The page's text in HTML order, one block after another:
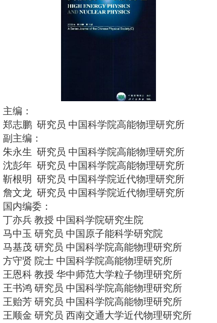
国际标准刊号 ISSN 0254-3052
发行范围 国内外公开发行
订购处 全国各邮电局；或《高能
编辑部
国内邮发代号 2-522
国际邮发代号 M53
排版 北京中科印刷有限公司
印刷装订 北京中科印刷有限公司
广告经营许可证 京东工商广字第
国内定价 40元
出版日期 每月5日